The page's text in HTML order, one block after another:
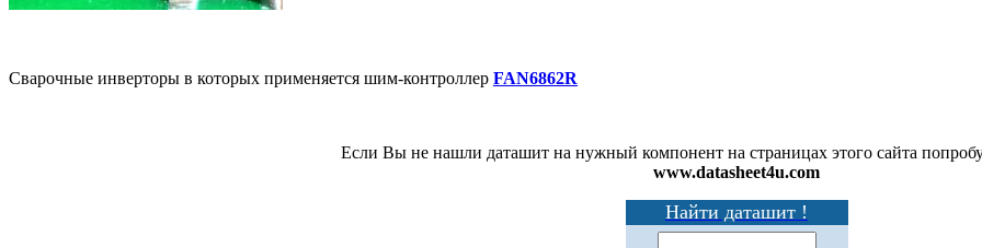
Сварочные инверторы в которых применяется шим-контроллер FAN6862R
Если Вы не нашли даташит на нужный компонент на страницах этого сайта
www.datasheet4u.com
Найти даташит !